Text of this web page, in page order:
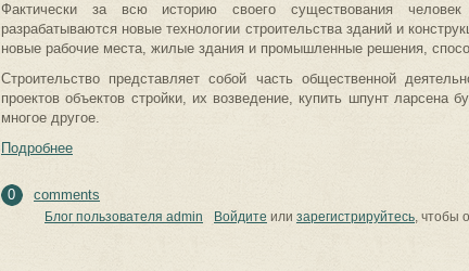
Фактически за всю историю своего существования человек
разрабатываются новые технологии строительства зданий и
новые рабочие места, жилые здания и промышленные решения,
Строительство представляет собой часть общественной
проектов объектов стройки, их возведение, купить шпунт ларсена
многое другое.
Подробнее
0 comments
Блог пользователя admin Войдите или зарегистрируйтесь, чтобы